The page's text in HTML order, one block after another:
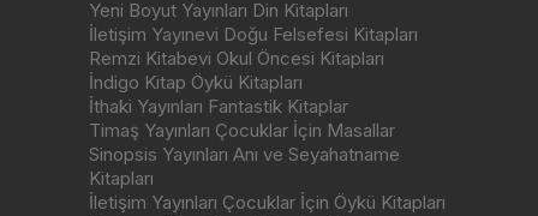
Yeni Boyut Yayınları Din Kitapları
İletişim Yayınevi Doğu Felsefesi Kitapları
Remzi Kitabevi Okul Öncesi Kitapları
İndigo Kitap Öykü Kitapları
İthaki Yayınları Fantastik Kitaplar
Timaş Yayınları Çocuklar İçin Masallar
Sinopsis Yayınları Anı ve Seyahatname
Kitapları
İletişim Yayınları Çocuklar İçin Öykü Kitapları